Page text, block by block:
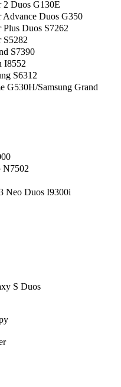
2 Duos G130E
Advance Duos G350
Plus Duos S7262
S5282
S7390
I8552
S6312
G530H/Samsung Grand
N7502
Neo Duos I9300i
S Duos